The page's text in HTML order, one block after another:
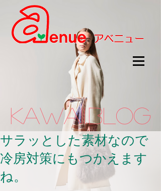
kawaii.BLOG
サラッとした素材なので
冷房対策にもつかえます
ね。